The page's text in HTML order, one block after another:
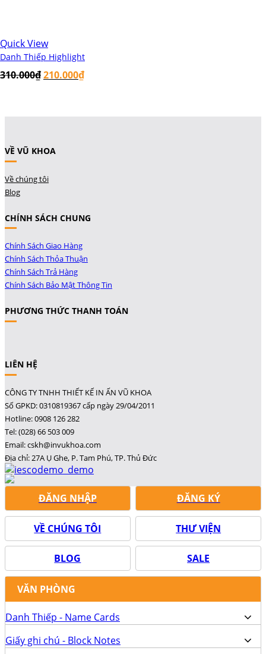
Quick View
Danh Thiếp Highlight
310.000₫210.000₫
VỀ VŨ KHOA
Về chúng tôi
Blog
CHÍNH SÁCH CHUNG
Chính Sách Giao Hàng
Chính Sách Thỏa Thuận
Chính Sách Trả Hàng
Chính Sách Bảo Mật Thông Tin
PHƯƠNG THỨC THANH TOÁN
LIÊN HỆ
CÔNG TY TNHH THIẾT KẾ IN ẤN VŨ KHOA
Số GPKD: 0310819367 cấp ngày 29/04/2011
Hotline: 0908 126 282
Tel: (028) 66 503 009
Email: cskh@invukhoa.com
Địa chỉ: 27A Ụ Ghe, P. Tam Phú, TP. Thủ Đức
ĐĂNG NHẬP ĐĂNG KÝ
VỀ CHÚNG TÔI THƯ VIỆN
BLOG SALE
VĂN PHÒNG
Danh Thiếp - Name Cards
Giấy ghi chú - Block Notes